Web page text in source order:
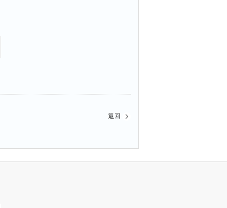
返回